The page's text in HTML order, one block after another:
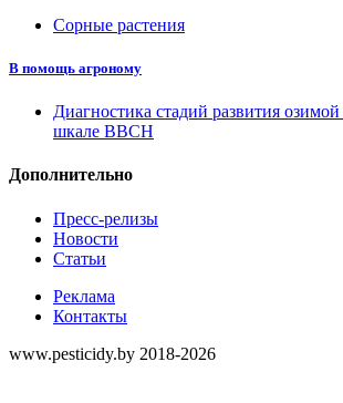
Сорные растения
В помощь агроному
Диагностика стадий развития
шкале ВВСН
Дополнительно
Пресс-релизы
Новости
Статьи
Реклама
Контакты
www.pesticidy.by 2018-2026